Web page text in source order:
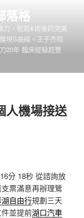
落格
刀，術前&術後的完美
現S曲線。王子杰院
20年 臨床經驗超豐
人機場接送
分 18秒 從諮詢放
票滿意再辦理鶯
自由行規劃三天
並提前湖口汽車